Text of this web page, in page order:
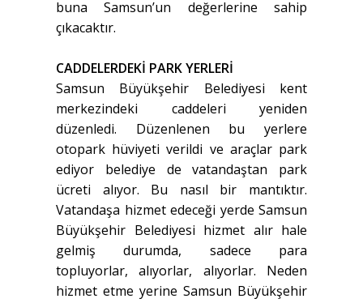
buna Samsun’un değerlerine sahip
çıkacaktır.
CADDELERDEKİ PARK YERLERİ
Samsun Büyükşehir Belediyesi kent
merkezindeki caddeleri yeniden
düzenledi. Düzenlenen bu yerlere
otopark hüviyeti verildi ve araçlar park
ediyor belediye de vatandaştan park
ücreti alıyor. Bu nasıl bir mantıktır.
Vatandaşa hizmet edeceği yerde Samsun
Büyükşehir Belediyesi hizmet alır hale
gelmiş durumda, sadece para
topluyorlar, alıyorlar, alıyorlar. Neden
hizmet etme yerine Samsun Büyükşehir